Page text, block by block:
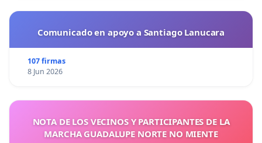
Comunicado en apoyo a Santiago Lanucara
107 firmas
8 Jun 2026
NOTA DE LOS VECINOS Y PARTICIPANTES DE LA
MARCHA GUADALUPE NORTE NO MIENTE